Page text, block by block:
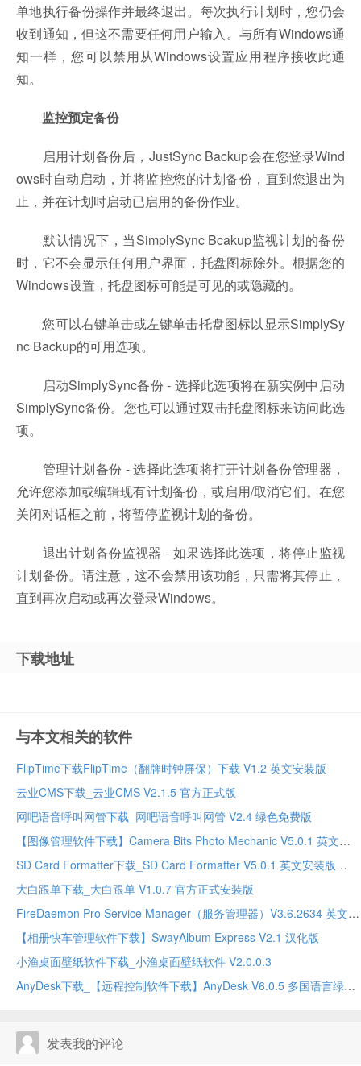
单地执行备份操作并最终退出。每次执行计划时，您仍会
收到通知，但这不需要任何用户输入。与所有Windows通
知一样，您可以禁用从Windows设置应用程序接收此通
知。
监控预定备份
启用计划备份后，JustSync Backup会在您登录Wind
ows时自动启动，并将监控您的计划备份，直到您退出为
止，并在计划时启动已启用的备份作业。
默认情况下，当SimplySync Bcakup监视计划的备份
时，它不会显示任何用户界面，托盘图标除外。根据您的
Windows设置，托盘图标可能是可见的或隐藏的。
您可以右键单击或左键单击托盘图标以显示SimplySy
nc Backup的可用选项。
启动SimplySync备份 - 选择此选项将在新实例中启动
SimplySync备份。您也可以通过双击托盘图标来访问此选
项。
管理计划备份 - 选择此选项将打开计划备份管理器，
允许您添加或编辑现有计划备份，或启用/取消它们。在您
关闭对话框之前，将暂停监视计划的备份。
退出计划备份监视器 - 如果选择此选项，将停止监视
计划备份。请注意，这不会禁用该功能，只需将其停止，
直到再次启动或再次登录Windows。
下载地址
与本文相关的软件
FlipTime下载FlipTime（翻牌时钟屏保）下载 V1.2 英文安装版
云业CMS下载_云业CMS V2.1.5 官方正式版
网吧语音呼叫网管下载_网吧语音呼叫网管 V2.4 绿色免费版
【图像管理软件下载】Camera Bits Photo Mechanic V5.0.1 英文版
SD Card Formatter下载_SD Card Formatter V5.0.1 英文安装版
大白跟单下载_大白跟单 V1.0.7 官方正式安装版
FireDaemon Pro Service Manager（服务管理器）V3.6.2634 英文安装版
【相册快车管理软件下载】SwayAlbum Express V2.1 汉化版
小渔桌面壁纸软件下载_小渔桌面壁纸软件 V2.0.0.3
AnyDesk下载_【远程控制软件下载】AnyDesk V6.0.5 多国语言绿色安装版
发表我的评论